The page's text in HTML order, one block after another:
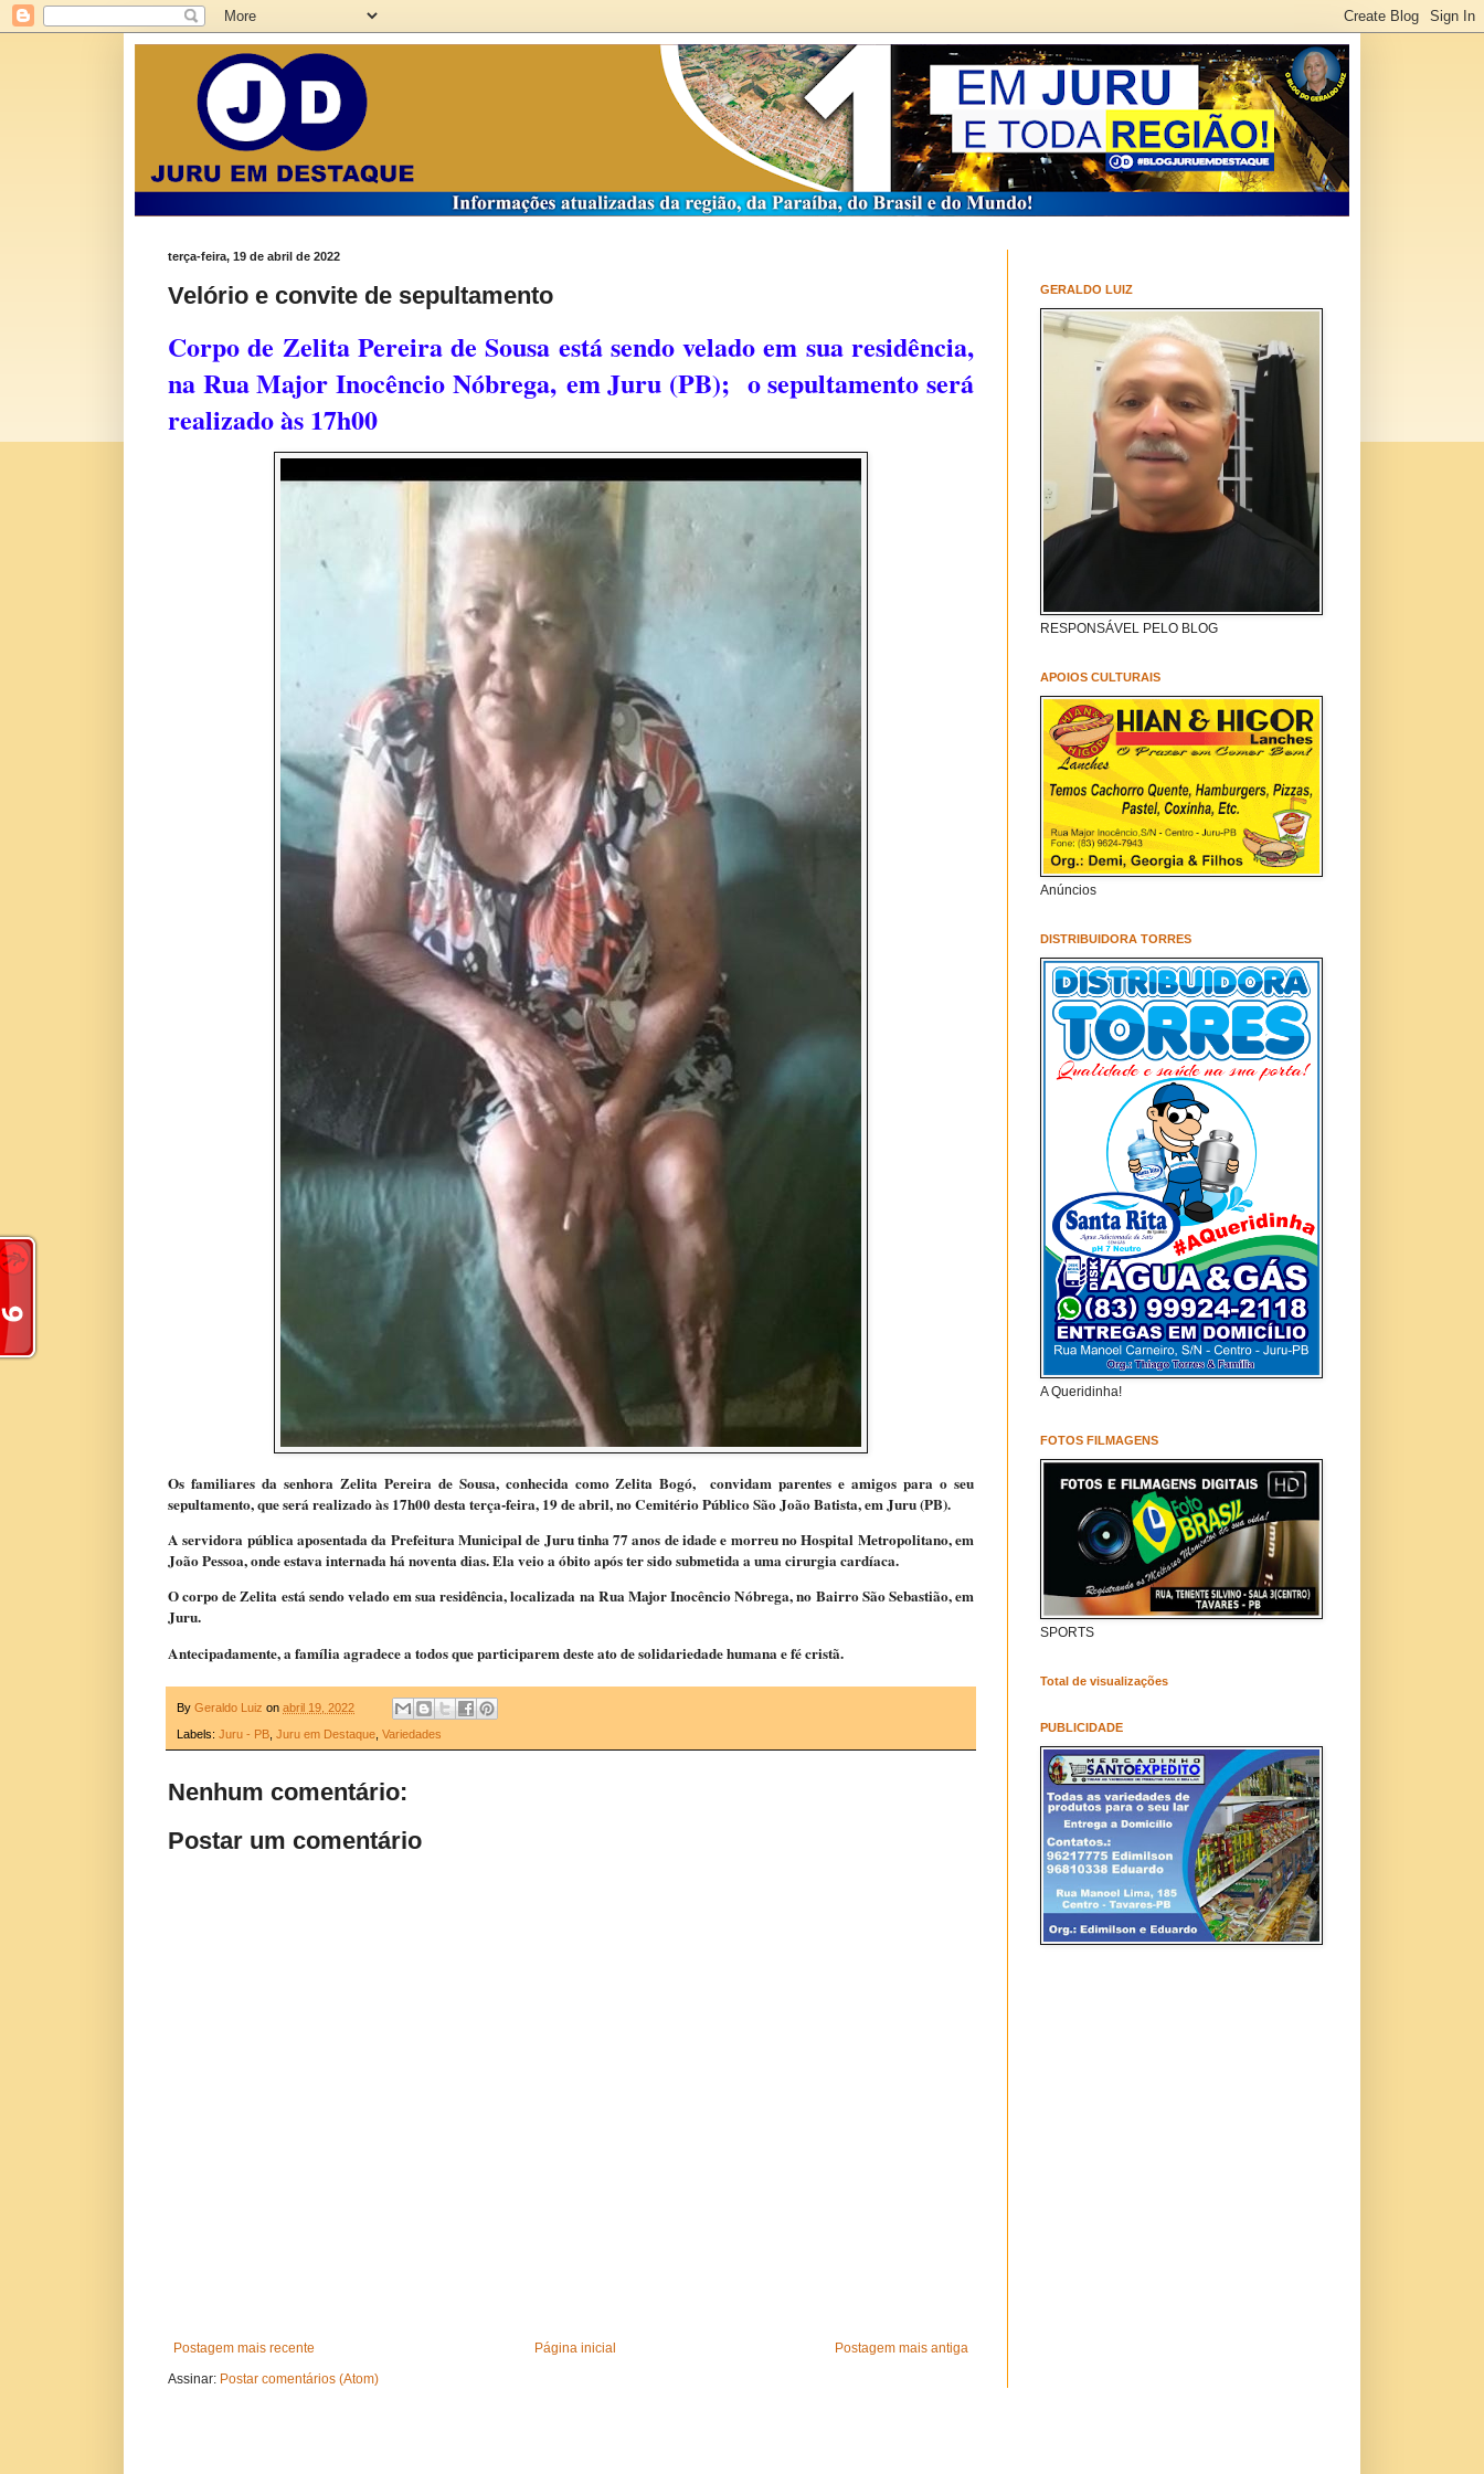
terça-feira, 19 de abril de 2022
Velório e convite de sepultamento
Corpo de Zelita Pereira de Sousa está sendo velado em sua residência,
na Rua Major Inocêncio Nóbrega, em Juru (PB); o sepultamento será
realizado às 17h00
Os familiares da senhora Zelita Pereira de Sousa, conhecida como Zelita Bogó, convidam parentes e amigos para o seu
sepultamento, que será realizado às 17h00 desta terça-feira, 19 de abril, no Cemitério Público São João Batista, em Juru (PB).
A servidora pública aposentada da Prefeitura Municipal de Juru tinha 77 anos de idade e morreu no Hospital Metropolitano, em
João Pessoa, onde estava internada há noventa dias. Ela veio a óbito após ter sido submetida a uma cirurgia cardíaca.
O corpo de Zelita está sendo velado em sua residência, localizada na Rua Major Inocêncio Nóbrega, no Bairro São Sebastião, em
Juru.
Antecipadamente, a família agradece a todos que participarem deste ato de solidariedade humana e fé cristã.
By Geraldo Luiz on abril 19, 2022
Labels: Juru - PB Juru em Destaque Variedades
Nenhum comentário:
Postar um comentário
Postagem mais recente Postagem mais antiga
Página inicial
Assinar: Postar comentários (Atom)
GERALDO LUIZ
RESPONSÁVEL PELO BLOG
APOIOS CULTURAIS
Anúncios
DISTRIBUIDORA TORRES
A Queridinha!
FOTOS FILMAGENS
SPORTS
Total de visualizações
PUBLICIDADE